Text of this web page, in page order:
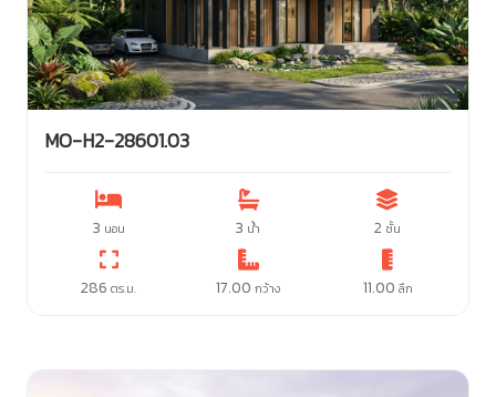
MO-H2-28601.03
3 นอน 3 น้ำ 2 ชั้น
286 ตร.ม. 17.00 กว้าง 11.00 ลึก